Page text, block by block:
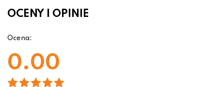
OCENY I OPINIE
Ocena:
0.00